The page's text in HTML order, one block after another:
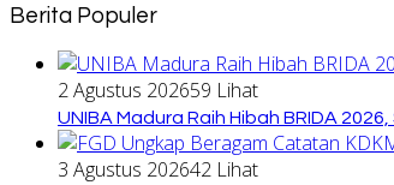
Berita Populer
2 Agustus 202659 Lihat
UNIBA Madura Raih Hibah BRIDA
3 Agustus 202642 Lihat